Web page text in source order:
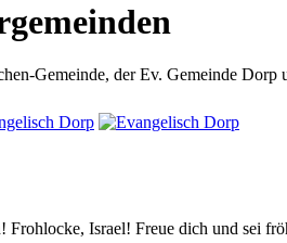
Gemeinde, der Ev. Gemeinde
Frohlocke, Israel! Freue dich und sei